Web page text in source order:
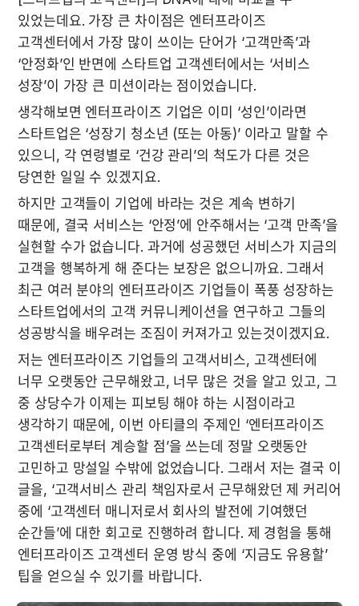
있었는데요. 가장 큰 차이점은 엔터프라이즈
고객센터에서 가장 많이 쓰이는 단어가 ‘고객만족’과
‘안정화’인 반면에 스타트업 고객센터에서는 ‘서비스
성장’이 가장 큰 미션이라는 점이었습니다.
생각해보면 엔터프라이즈 기업은 이미 ‘성인’이라면
스타트업은 ‘성장기 청소년 (또는 아동)’ 이라고 말할 수
있으니, 각 연령별로 ‘건강 관리’의 척도가 다른 것은
당연한 일일 수 있겠지요.
하지만 고객들이 기업에 바라는 것은 계속 변하기
때문에, 결국 서비스는 ‘안정’에 안주해서는 ‘고객 만족’을
실현할 수가 없습니다. 과거에 성공했던 서비스가 지금의
고객을 행복하게 해 준다는 보장은 없으니까요. 그래서
최근 여러 분야의 엔터프라이즈 기업들이 폭풍 성장하는
스타트업에서의 고객 커뮤니케이션을 연구하고 그들의
성공방식을 배우려는 조짐이 커져가고 있는것이겠지요.
저는 엔터프라이즈 기업들의 고객서비스, 고객센터에
너무 오랫동안 근무해왔고, 너무 많은 것을 알고 있고, 그
중 상당수가 이제는 피보팅 해야 하는 시점이라고
생각하기 때문에, 이번 아티클의 주제인 ‘엔터프라이즈
고객센터로부터 계승할 점’을 쓰는데 정말 오랫동안
고민하고 망설일 수밖에 없었습니다. 그래서 저는 결국 이
글을, ‘고객서비스 관리 책임자로서 근무해왔던 제 커리어
중에 ‘고객센터 매니저로서 회사의 발전에 기여했던
순간들’에 대한 회고로 진행하려 합니다. 제 경험을 통해
엔터프라이즈 고객센터 운영 방식 중에 ‘지금도 유용할’
팁을 얻으실 수 있기를 바랍니다.